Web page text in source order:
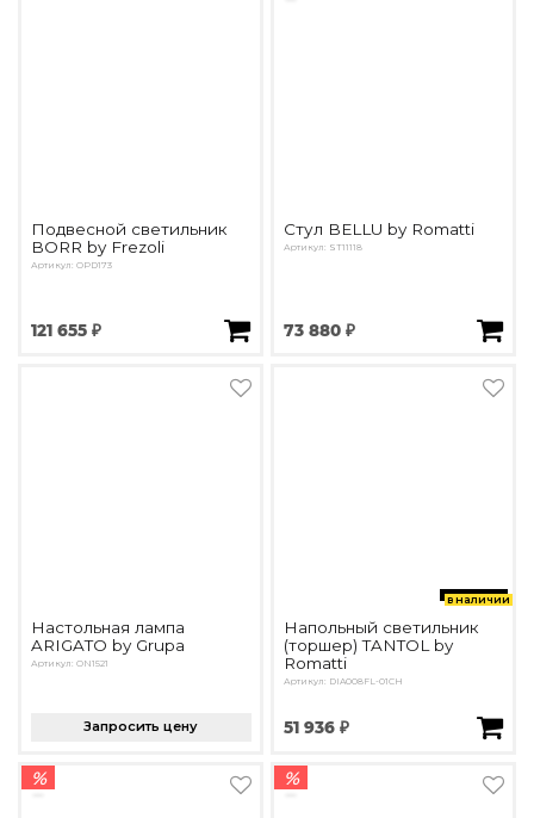
Подвесной светильник
BORR by Frezoli
Артикул: OPD173
121 655 ₽
Стул BELLU by Romatti
Артикул: ST11118
73 880 ₽
Настольная лампа
ARIGATO by Grupa
Артикул: ON1521
Запросить цену
в наличии
Напольный светильник
(торшер) TANTOL by
Romatti
Артикул: DIA008FL-01CH
51 936 ₽
% %